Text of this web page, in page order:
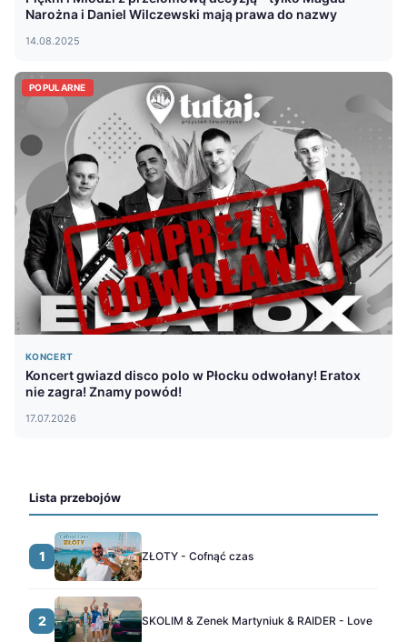
Narożna i Daniel Wilczewski mają prawa do nazwy
14.08.2025
POPULARNE
KONCERT
Koncert gwiazd disco polo w Płocku odwołany! Eratox
nie zagra! Znamy powód!
17.07.2026
Lista przebojów
1 ZŁOTY - Cofnąć czas
2 SKOLIM & Zenek Martyniuk & RAIDER - Love